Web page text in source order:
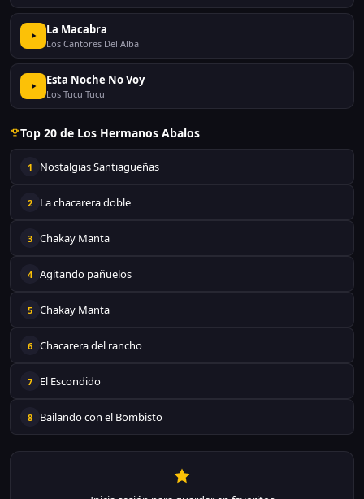
La Macabra
Los Cantores Del Alba
Esta Noche No Voy
Los Tucu Tucu
Top 20 de Los Hermanos Abalos
1 Nostalgias Santiagueñas
2 La chacarera doble
3 Chakay Manta
4 Agitando pañuelos
5 Chakay Manta
6 Chacarera del rancho
7 El Escondido
8 Bailando con el Bombisto